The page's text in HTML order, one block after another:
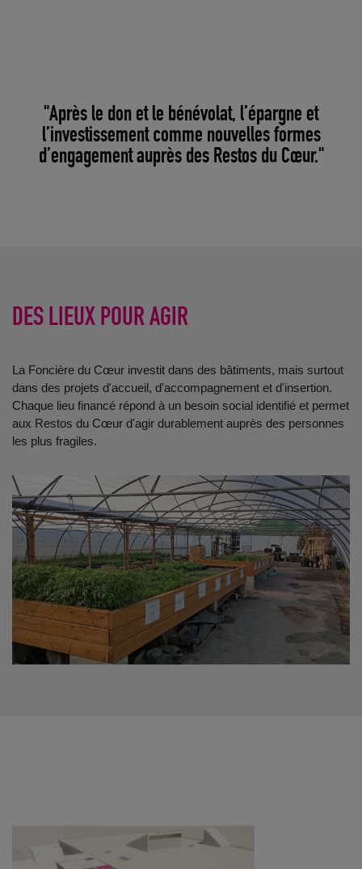
"Après le don et le bénévolat, l’épargne et
l’investissement comme nouvelles formes
d’engagement auprès des Restos du Cœur."
DES LIEUX POUR AGIR
La Foncière du Cœur investit dans des bâtiments, mais surtout
dans des projets d'accueil, d'accompagnement et d'insertion.
Chaque lieu financé répond à un besoin social identifié et permet
aux Restos du Cœur d'agir durablement auprès des personnes
les plus fragiles.